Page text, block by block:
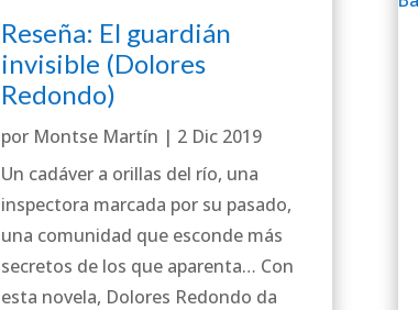
Reseña: El guardián
invisible (Dolores
Redondo)
por Montse Martín | 2 Dic 2019
Un cadáver a orillas del río, una
inspectora marcada por su pasado,
una comunidad que esconde más
secretos de los que aparenta… Con
esta novela, Dolores Redondo da